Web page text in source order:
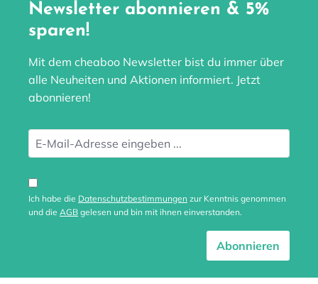
Newsletter abonnieren & 5%
sparen!
Mit dem cheaboo Newsletter bist du immer über
alle Neuheiten und Aktionen informiert. Jetzt
abonnieren!
Ich habe die Datenschutzbestimmungen zur Kenntnis genommen
und die AGB gelesen und bin mit ihnen einverstanden.
Abonnieren